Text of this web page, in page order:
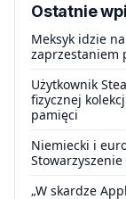
Ostatnie
Meksyk idzie
zaprzestaniem
Użytkownik
fizycznej
pamięci
Niemiecki i
„W skardze